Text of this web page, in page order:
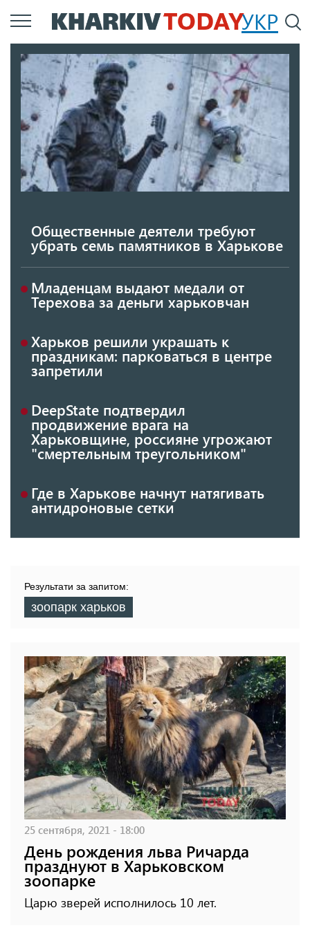
Перейти
к
содержанию
УКР
Общественные деятели требуют
убрать семь памятников в Харькове
Младенцам выдают медали от
Терехова за деньги харьковчан
Харьков решили украшать к
праздникам: парковаться в центре
запретили
DeepState подтвердил
продвижение врага на
Харьковщине, россияне угрожают
"смертельным треугольником"
Где в Харькове начнут натягивать
антидроновые сетки
Результати за запитом:
зоопарк харьков
25 сентября, 2021 - 18:00
День рождения льва Ричарда
празднуют в Харьковском
зоопарке
Царю зверей исполнилось 10 лет.